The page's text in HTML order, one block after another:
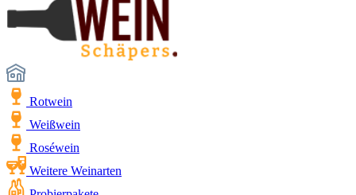
Rotwein
Weißwein
Roséwein
Weitere Weinarten